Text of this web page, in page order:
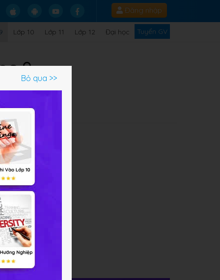
Đăng nhập
Lớp 10 Lớp 11 Lớp 12 Đại học Tuyển GV
9
Bỏ qua >>